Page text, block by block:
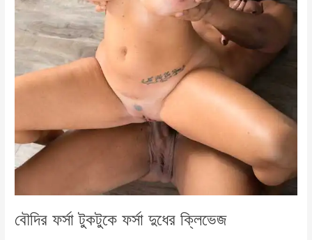
বৌদির ফর্সা টুকটুকে ফর্সা দুধের ক্লিভেজ